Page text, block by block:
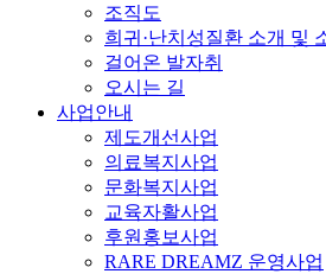
조직도
희귀·난치성질환 소개 및
걸어온 발자취
오시는 길
사업안내
제도개선사업
의료복지사업
문화복지사업
교육자활사업
후원홍보사업
RARE DREAMZ 운영사업